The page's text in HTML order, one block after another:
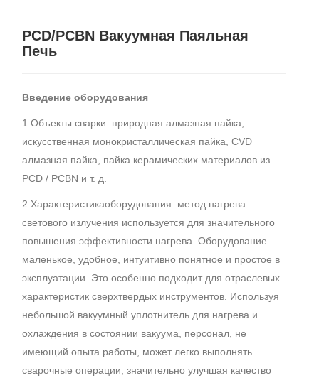
PCD/PCBN Вакуумная Паяльная
Печь
Введение оборудования
1.Объекты сварки: природная алмазная пайка,
искусственная монокристаллическая пайка, CVD
алмазная пайка, пайка керамических материалов из
PCD / PCBN и т. д.
2.Характеристикаоборудования: метод нагрева
светового излучения используется для значительного
повышения эффективности нагрева. Оборудование
маленькое, удобное, интуитивно понятное и простое в
эксплуатации. Это особенно подходит для отраслевых
характеристик сверхтвердых инструментов. Используя
небольшой вакуумный уплотнитель для нагрева и
охлаждения в состоянии вакуума, персонал, не
имеющий опыта работы, может легко выполнять
сварочные операции, значительно улучшая качество